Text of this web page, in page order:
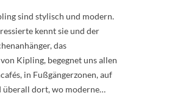
sind stylisch und modern.
kennt sie und der
das
Kipling, begegnet uns allen
in Fußgängerzonen, auf
überall dort, wo moderne…